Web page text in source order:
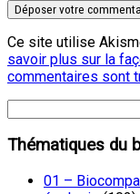
Ce site utilise
savoir plus sur la
commentaires sont
Thématiques du
01 –